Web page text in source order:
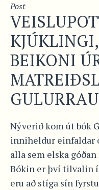
Post
BEIKONI
Nýverið kom út bók
inniheldur einfaldar
alla sem elska
Bókin er því tilvalin
eru að stíga sín